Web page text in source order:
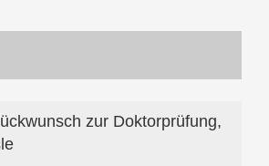
zur Doktorprüfung,